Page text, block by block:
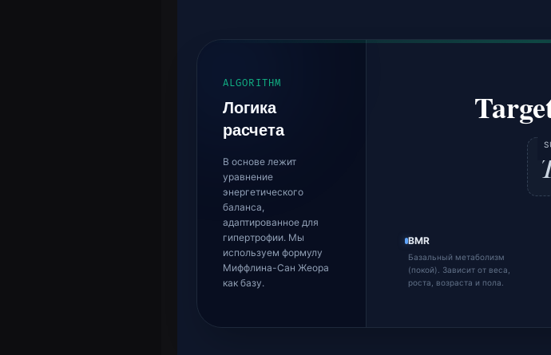
ALGORITHM
Логика
расчета
В основе лежит
уравнение
энергетического
баланса,
адаптированное для
гипертрофии. Мы
используем формулу
Миффлина-Сан Жеора
как базу.
BMR
Базальный метаболизм
(покой). Зависит от веса,
роста, возраста и пола.